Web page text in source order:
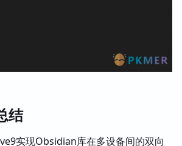
结
实现Obsidian库在多设备间的双向